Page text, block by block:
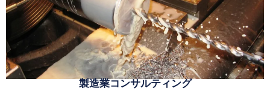
製造業コンサルティング